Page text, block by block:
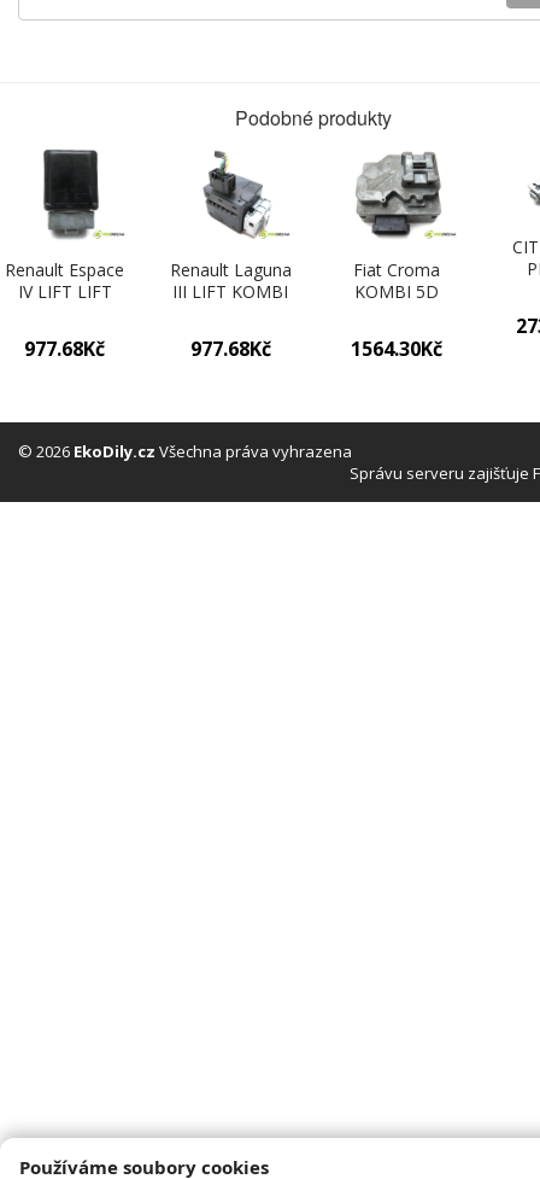
Podobné produkty
Renault Espace
IV LIFT LIFT
02-14 blokáda
volantu
977.68Kč
Renault Laguna
III LIFT KOMBI
150KM 07-15
blokáda volantu
977.68Kč
Fiat Croma
KOMBI 5D
05-11 blokáda
volantu
1564.30Kč
© 2026 EkoDily.cz Všechna práva vyhrazena
Správu serveru zajišťuje
Používáme soubory cookies